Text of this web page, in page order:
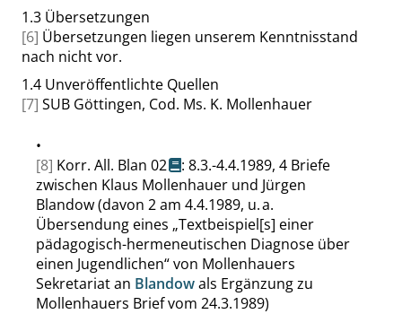
1.3 Übersetzungen
[6] Übersetzungen liegen unserem Kenntnisstand
nach nicht vor.
1.4 Unveröffentlichte Quellen
[7] SUB Göttingen, Cod. Ms. K. Mollenhauer
•
[8] Korr. All. Blan 02
: 8.3.-4.4.1989, 4 Briefe
zwischen Klaus Mollenhauer und Jürgen
Blandow (davon 2 am 4.4.1989, u. a.
Übersendung eines „Textbeispiel[s] einer
pädagogisch-hermeneutischen Diagnose über
einen Jugendlichen“von Mollenhauers
Sekretariat an Blandowals Ergänzung zu
Mollenhauers Brief vom 24.3.1989)